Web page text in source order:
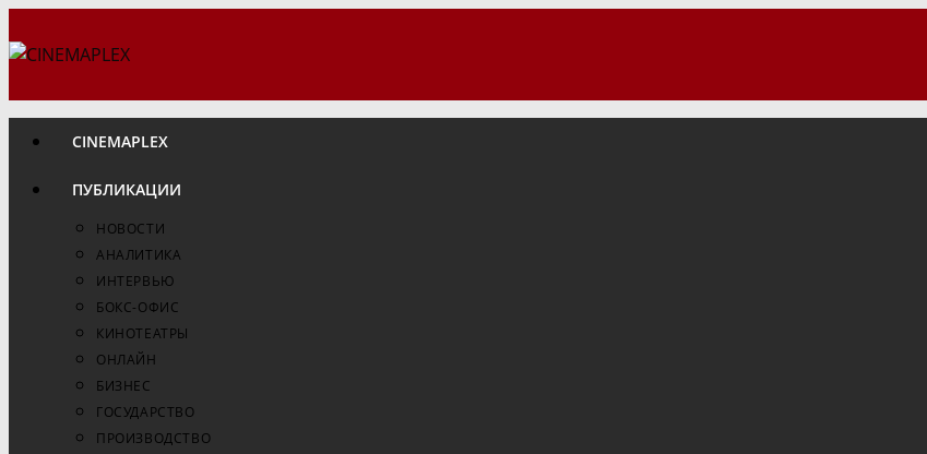
к
CINEMAPLEX
ПУБЛИКАЦИИ
НОВОСТИ
АНАЛИТИКА
ИНТЕРВЬЮ
БОКС-ОФИС
КИНОТЕАТРЫ
ОНЛАЙН
БИЗНЕС
ГОСУДАРСТВО
ПРОИЗВОДСТВО